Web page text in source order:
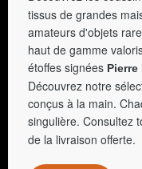
tissus de grandes
amateurs d'objets
haut de gamme
étoffes signées Pierre
Découvrez notre
conçus à la main.
singulière. Consultez
de la livraison offerte.